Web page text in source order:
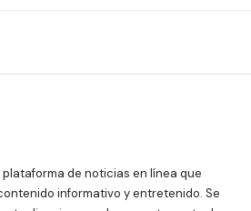
de noticias en línea que
informativo y entretenido. Se